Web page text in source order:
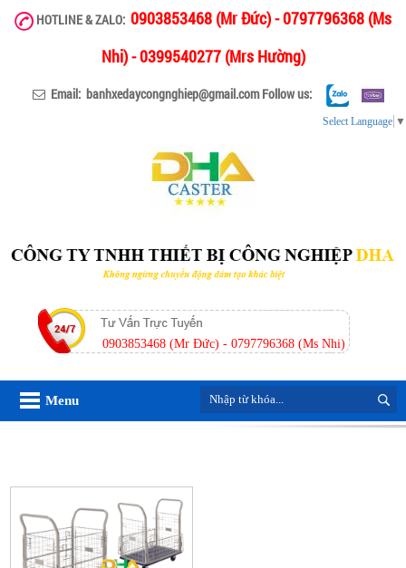
HOTLINE & ZALO: 0903853468 (Mr Đức) - 0797796368 (Ms
Nhi) - 0399540277 (Mrs Hường)
Email: banhxedaycongnghiep@gmail.com Follow us:
0903853468 (Mr Đức) - 0797796368 (Ms Nhi)
Select Language ▼
Menu